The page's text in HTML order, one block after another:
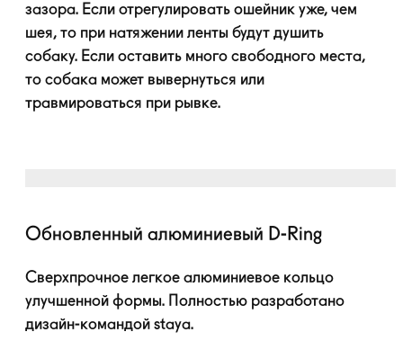
зазора. Если отрегулировать ошейник уже, чем
шея, то при натяжении ленты будут душить
собаку. Если оставить много свободного места,
то собака может вывернуться или
травмироваться при рывке.
Обновленный алюминиевый D-Ring
Сверхпрочное легкое алюминиевое кольцо
улучшенной формы. Полностью разработано
дизайн-командой staya.